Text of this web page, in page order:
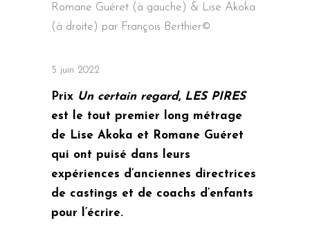
Romane Guéret (à gauche) & Lise Akoka
(à droite) par François Berthier©
5 juin 2022
Prix Un certain regard, LES PIRES
est le tout premier long métrage
de Lise Akoka et Romane Guéret
qui ont puisé dans leurs
expériences d’anciennes directrices
de castings et de coachs d’enfants
pour l’écrire.